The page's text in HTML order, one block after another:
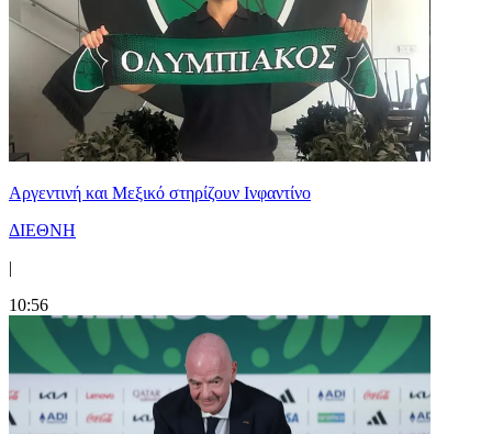
Αργεντινή και Μεξικό στηρίζουν Ινφαντίνο
ΔΙΕΘΝΗ
|
10:56